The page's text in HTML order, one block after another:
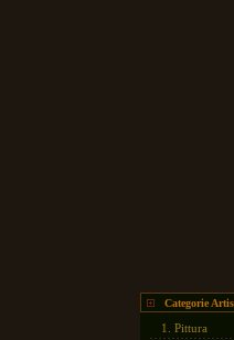
Categorie
1. Pittura